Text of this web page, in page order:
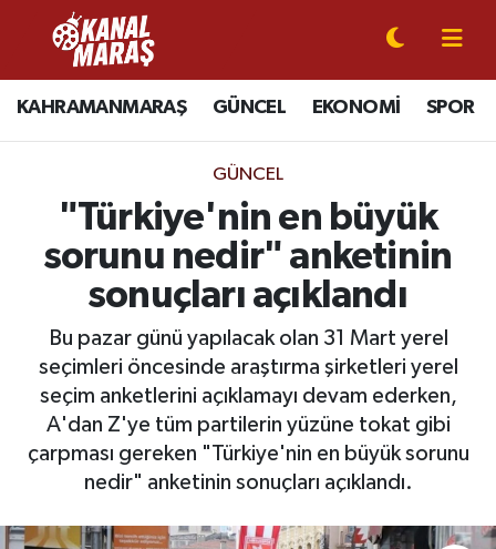
KAHRAMANMARAŞ GÜNCEL EKONOMİ SPOR
GÜNCEL
"Türkiye'nin en büyük
sorunu nedir" anketinin
sonuçları açıklandı
Bu pazar günü yapılacak olan 31 Mart yerel
seçimleri öncesinde araştırma şirketleri yerel
seçim anketlerini açıklamayı devam ederken,
A'dan Z'ye tüm partilerin yüzüne tokat gibi
çarpması gereken "Türkiye'nin en büyük sorunu
nedir" anketinin sonuçları açıklandı.
CANLI YAYIN
KAHRAMANMARAŞ
SPOR
SİYASET
EKONOMİ
GÜNDEM
MAGAZİN
SAĞLIK
Kahramanmaraş Nöbetçi Eczaneler
Kahramanmaraş Hava Durumu
Kahramanmaraş Namaz Vakitleri
Kahramanmaraş Trafik Yoğunluk Haritası
Süper Lig Puan Durumu ve Fikstür
Tüm Manşetler
Son Dakika Haberleri
Haber Arşivi